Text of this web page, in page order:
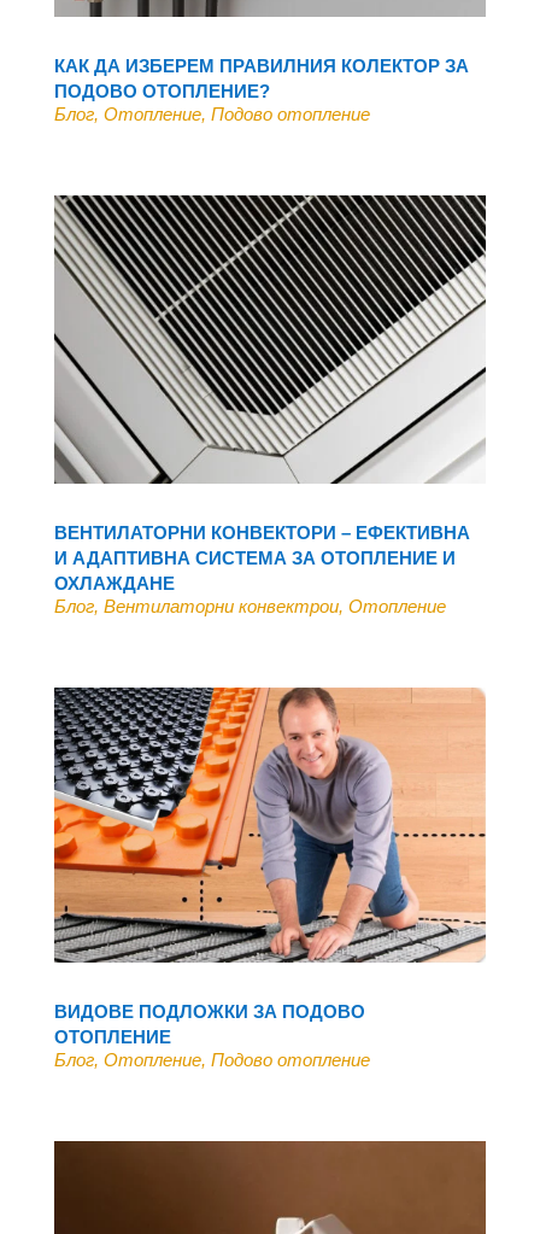
КАК ДА ИЗБЕРЕМ ПРАВИЛНИЯ КОЛЕКТОР ЗА
ПОДОВО ОТОПЛЕНИЕ?
Блог, Отопление, Подово отопление
ВЕНТИЛАТОРНИ КОНВЕКТОРИ – ЕФЕКТИВНА
И АДАПТИВНА СИСТЕМА ЗА ОТОПЛЕНИЕ И
ОХЛАЖДАНЕ
Блог, Вентилаторни конвектрои, Отопление
ВИДОВЕ ПОДЛОЖКИ ЗА ПОДОВО
ОТОПЛЕНИЕ
Блог, Отопление, Подово отопление